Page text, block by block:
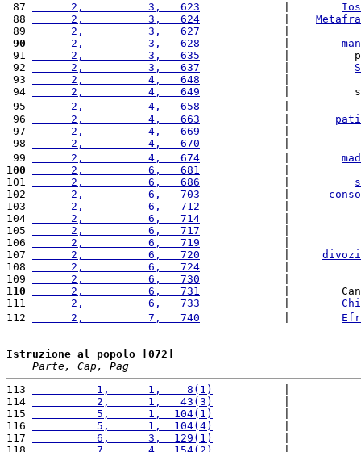
87
      2,          3,   623
88
      2,          3,   624
89
      2,          3,   627
90
      2,          3,   628
91
      2,          3,   635
|
92
      2,          3,   637
93
      2,          4,   648
94
      2,          4,   649
|
95
      2,          4,   658
96
      2,          4,   663
97
      2,          4,   669
98
      2,          4,   670
99
      2,          4,   674
100
      2,          6,   681
101
      2,          6,   686
102
      2,          6,   703
103
      2,          6,   712
104
      2,          6,   714
105
      2,          6,   717
106
      2,          6,   719
107
      2,          6,   720
108
      2,          6,   724
109
      2,          6,   730
110
      2,          6,   731
|
111
      2,          6,   733
112
      2,          7,   740
Istruzione al popolo [072]
Parte, Cap, Pag
113
          1,      1,    8(1)
114
          2,      1,   43(3)
115
          5,      1,  104(1)
116
          5,      1,  104(4)
117
          6,      3,  129(1)